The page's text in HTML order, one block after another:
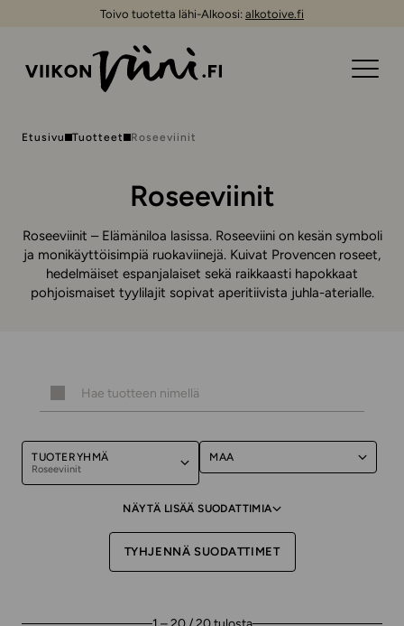
Toivo tuotetta lähi-Alkoosi: alkotoive.fi
Etusivu Tuotteet Roseeviinit
Roseeviinit
Roseeviinit – Elämäniloa lasissa. Roseeviini on kesän symboli
ja monikäyttöisimpiä ruokaviinejä. Kuivat Provencen roseet,
hedelmäiset espanjalaiset sekä raikkaasti hapokkaat
pohjoismaiset tyylilajit sopivat aperitiivista juhla-aterialle.
TUOTERYHMÄ
Roseeviinit
MAA
NÄYTÄ LISÄÄ SUODATTIMIA
TYHJENNÄ SUODATTIMET